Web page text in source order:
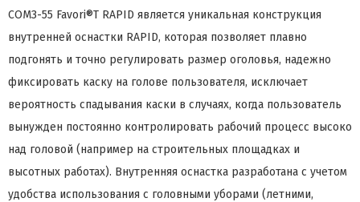
СОМЗ-55 Favori®T RAPID является уникальная конструкция
внутренней оснастки RAPID, которая позволяет плавно
подгонять и точно регулировать размер оголовья, надежно
фиксировать каску на голове пользователя, исключает
вероятность спадывания каски в случаях, когда пользователь
вынужден постоянно контролировать рабочий процесс высоко
над головой (например на строительных площадках и
высотных работах). Внутренняя оснастка разработана с учетом
удобства использования с головными уборами (летними,